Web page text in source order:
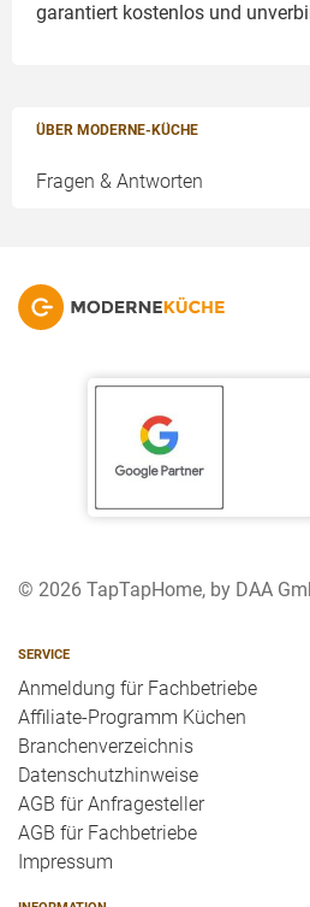
garantiert kostenlos und
ÜBER MODERNE-KÜCHE
Fragen & Antworten
© 2026 TapTapHome, by DAA
SERVICE
Anmeldung für Fachbetriebe
Affiliate-Programm Küchen
Branchenverzeichnis
Datenschutzhinweise
AGB für Anfragesteller
AGB für Fachbetriebe
Impressum